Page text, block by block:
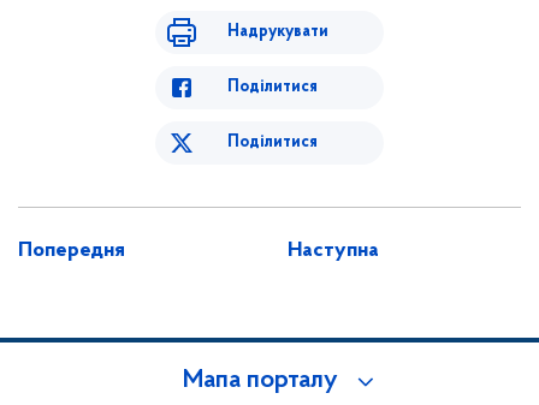
Надрукувати
Поділитися
Поділитися
Попередня Наступна
Мапа порталу